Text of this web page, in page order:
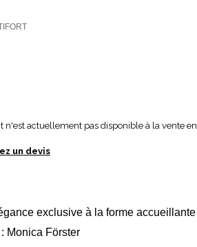
n'est actuellement pas disponible à la vente
un devis
exclusive à la forme accueillante
: Monica Förster